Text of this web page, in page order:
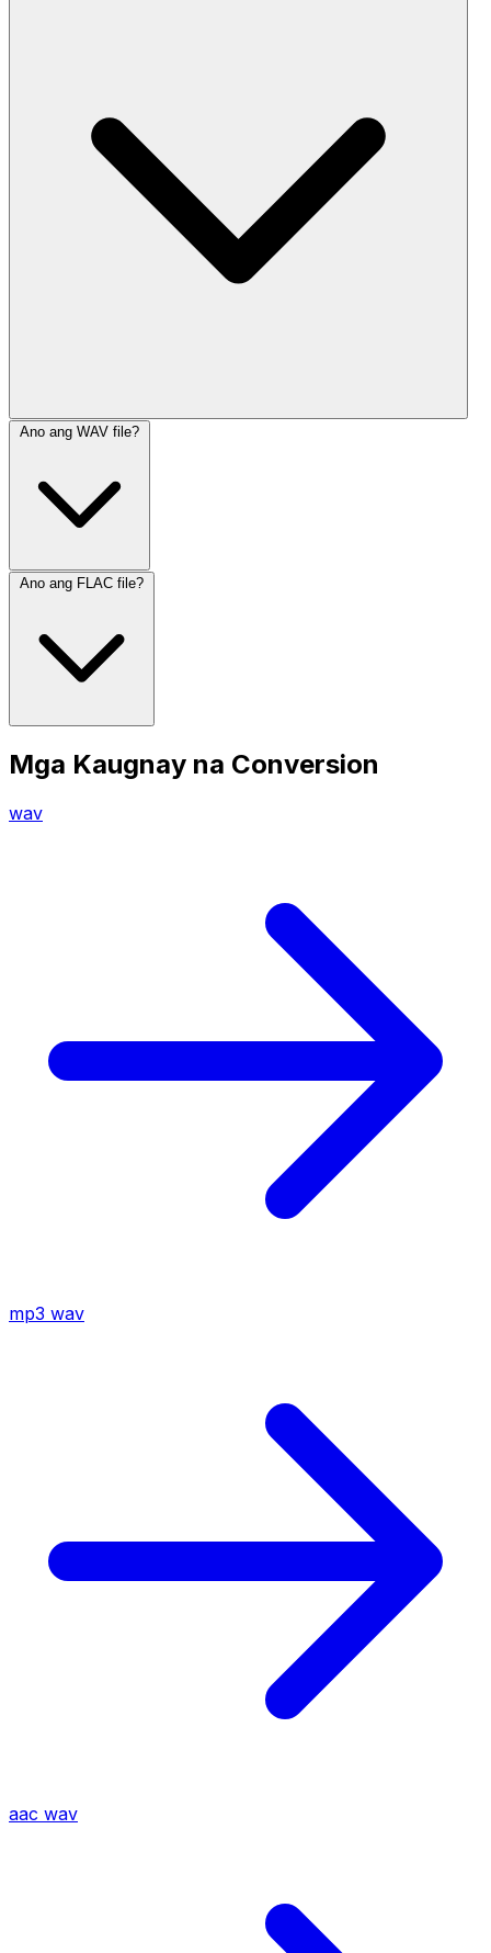
Ano ang WAV file?
Ano ang FLAC file?
Mga Kaugnay na Conversion
wav
mp3 wav
aac wav